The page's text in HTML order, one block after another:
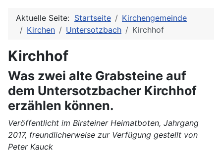
Aktuelle Seite: Startseite
Kirchengemeinde
Kirchen
Untersotzbach Kirchhof
Kirchhof
Was zwei alte Grabsteine auf
dem Untersotzbacher Kirchhof
erzählen können.
Veröffentlicht im Birsteiner Heimatboten, Jahrgang
2017, freundlicherweise zur Verfügung gestellt von
Peter Kauck